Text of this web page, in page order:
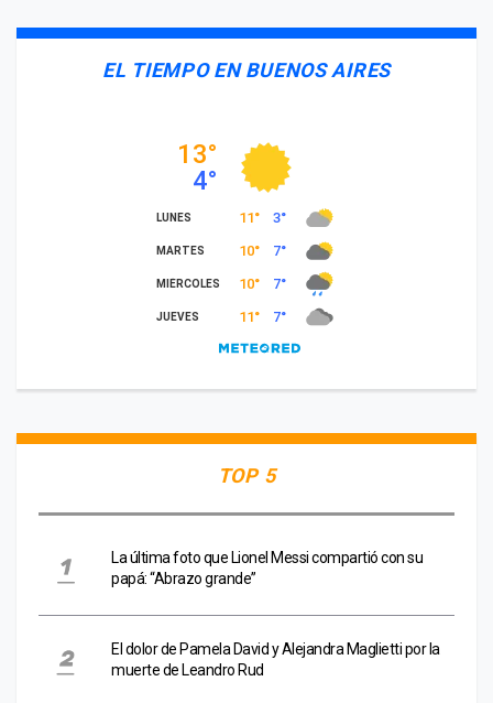
EL TIEMPO EN BUENOS AIRES
TOP 5
La última foto que Lionel Messi compartió con su
papá: “Abrazo grande”
El dolor de Pamela David y Alejandra Maglietti por la
muerte de Leandro Rud